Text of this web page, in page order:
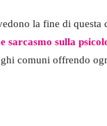
la fine di questa
sarcasmo sulla
comuni offrendo